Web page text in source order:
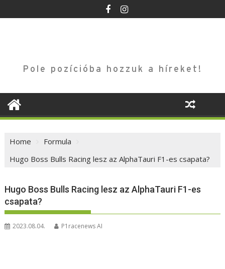
to
Pole pozícióba hozzuk a híreket!
Home
Formula
Hugo Boss Bulls Racing lesz az AlphaTauri F1-es csapata?
Hugo Boss Bulls Racing lesz az AlphaTauri F1-es
csapata?
2023.08.04. P1racenews AI